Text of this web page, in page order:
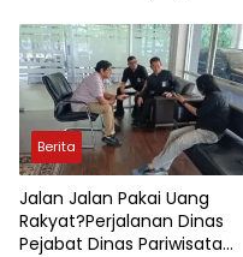
Wujudkan Kepedulian
Terhadap Pendidikan Anak
Usia Dini
Berita
Jalan Jalan Pakai Uang
Rakyat?Perjalanan Dinas
Pejabat Dinas Pariwisata